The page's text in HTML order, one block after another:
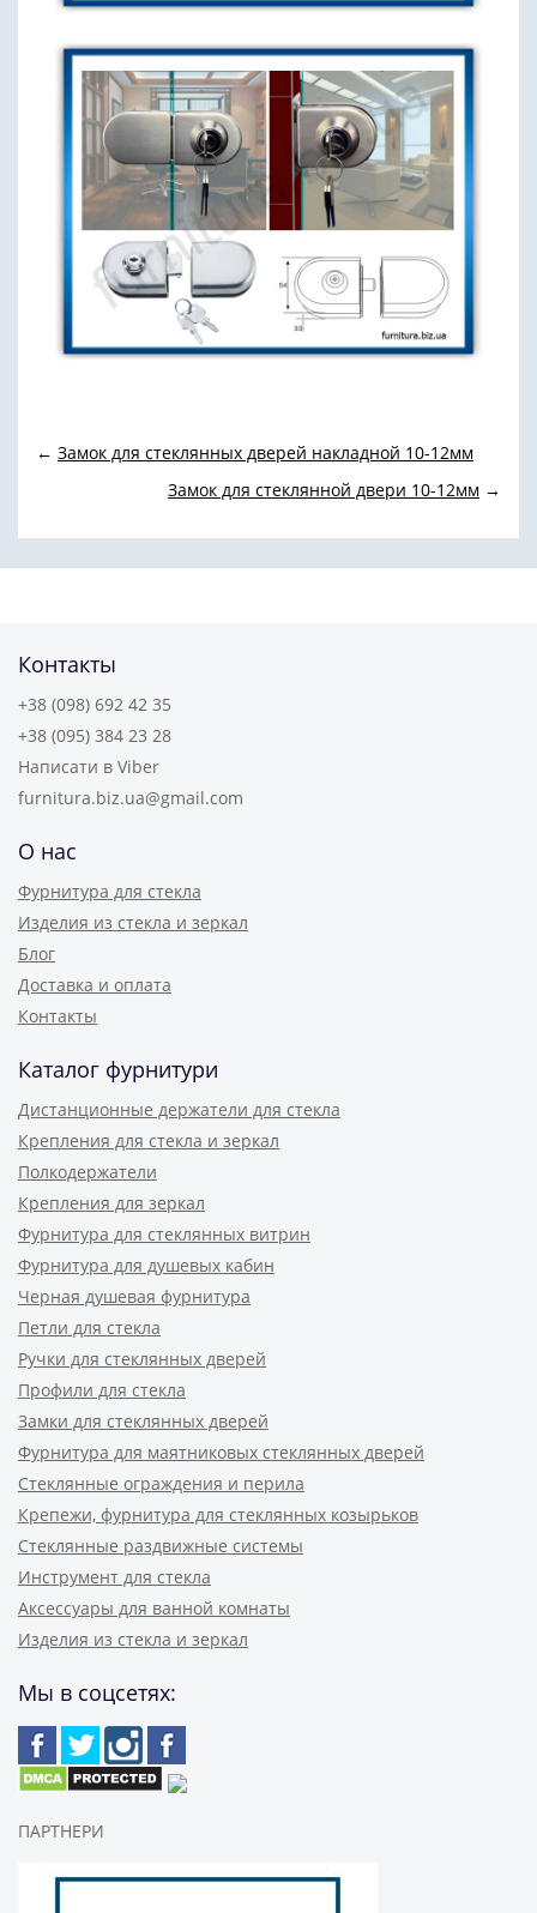
← Замок для стеклянных дверей накладной 10-12мм
Замок для стеклянной двери 10-12мм →
Контакты
+38 (098) 692 42 35
+38 (095) 384 23 28
Написати в Viber
furnitura.biz.ua@gmail.com
О нас
Фурнитура для стекла
Изделия из стекла и зеркал
Блог
Доставка и оплата
Контакты
Каталог фурнитури
Дистанционные держатели для стекла
Крепления для стекла и зеркал
Полкодержатели
Крепления для зеркал
Фурнитура для стеклянных витрин
Фурнитура для душевых кабин
Черная душевая фурнитура
Петли для стекла
Ручки для стеклянных дверей
Профили для стекла
Замки для стеклянных дверей
Фурнитура для маятниковых стеклянных дверей
Стеклянные ограждения и перила
Крепежи, фурнитура для стеклянных козырьков
Стеклянные раздвижные системы
Инструмент для стекла
Аксессуары для ванной комнаты
Изделия из стекла и зеркал
Мы в соцсетях:
ПАРТНЕРИ